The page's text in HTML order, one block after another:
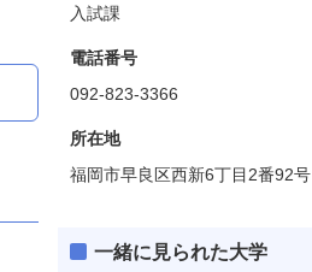
入試課
電話番号
092-823-3366
所在地
福岡市早良区西新6丁目2番92号
一緒に見られた大学